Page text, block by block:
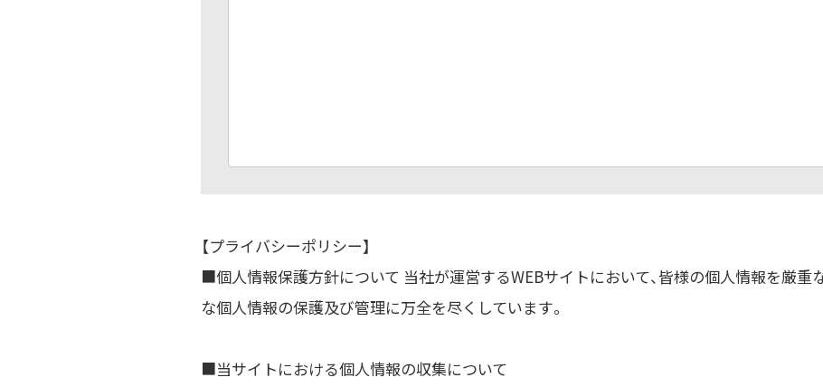
【プライバシーポリシー】
■個人情報保護方針について 当社が運営するWEBサイトにおいて、皆様の個人情報を厳重
な個人情報の保護及び管理に万全を尽くしています。
■当サイトにおける個人情報の収集について